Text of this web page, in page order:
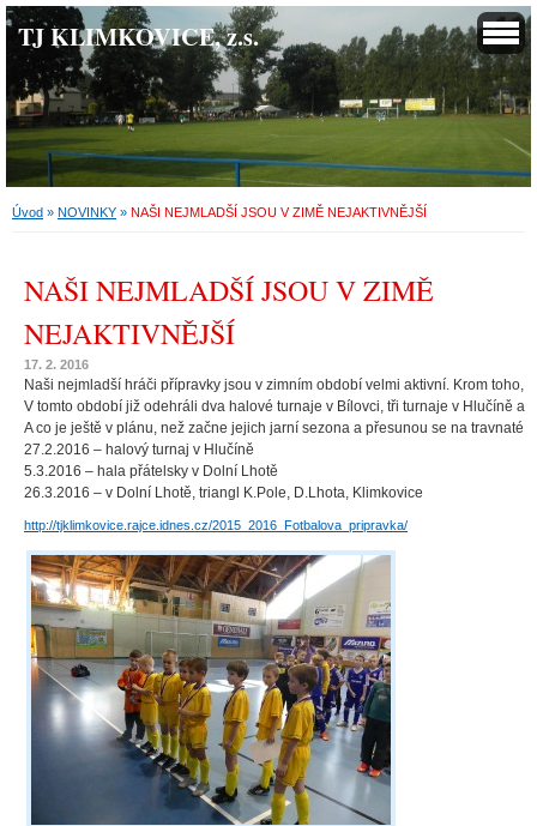
TJ KLIMKOVICE, z.s.
Úvod » NOVINKY » NAŠI NEJMLADŠÍ JSOU V ZIMĚ NEJAKTIVNĚJŠÍ
NAŠI NEJMLADŠÍ JSOU V ZIMĚ
NEJAKTIVNĚJŠÍ
17. 2. 2016
Naši nejmladší hráči přípravky jsou v zimním období velmi aktivní. Krom
V tomto období již odehráli dva halové turnaje v Bílovci, tři turnaje v Hlučíně
A co je ještě v plánu, než začne jejich jarní sezona a přesunou se na travnaté
27.2.2016 – halový turnaj v Hlučíně
5.3.2016 – hala přátelsky v Dolní Lhotě
26.3.2016 – v Dolní Lhotě, triangl K.Pole, D.Lhota, Klimkovice
http://tjklimkovice.rajce.idnes.cz/2015_2016_Fotbalova_pripravka/